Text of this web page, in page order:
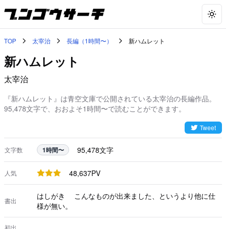
TOP 太宰治 長編（1時間〜） 新ハムレット
新ハムレット
太宰治
『新ハムレット』は青空文庫で公開されている太宰治の長編作品。
95,478文字で、おおよそ1時間〜で読むことができます。
Tweet
文字数 1時間〜 95,478文字
人気 48,637PV
書出
はしがき こんなものが出来ました、というより他に仕
様が無い。
初出